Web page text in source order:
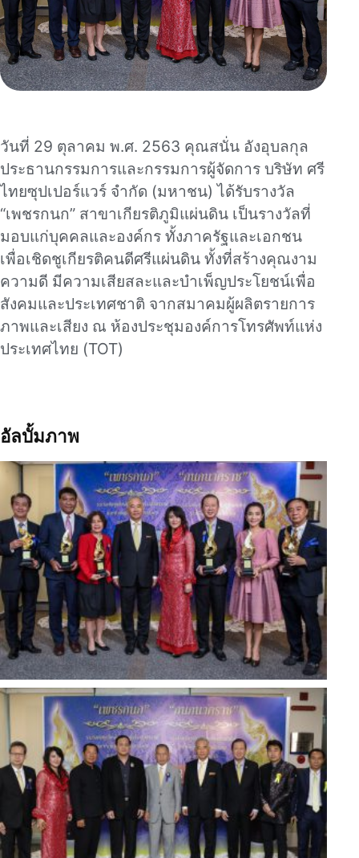
วันที่ 29 ตุลาคม พ.ศ. 2563 คุณสนั่น อังอุบลกุล
ประธานกรรมการและกรรมการผู้จัดการ บริษัท ศรี
ไทยซุปเปอร์แวร์ จำกัด (มหาชน) ได้รับรางวัล
“เพชรกนก” สาขาเกียรติภูมิแผ่นดิน เป็นรางวัลที่
มอบแก่บุคคลและองค์กร ทั้งภาครัฐและเอกชน
เพื่อเชิดชูเกียรติคนดีศรีแผ่นดิน ทั้งที่สร้างคุณงาม
ความดี มีความเสียสละและบำเพ็ญประโยชน์เพื่อ
สังคมและประเทศชาติ จากสมาคมผู้ผลิตรายการ
ภาพและเสียง ณ ห้องประชุมองค์การโทรศัพท์แห่ง
ประเทศไทย (TOT)
อัลบั้มภาพ